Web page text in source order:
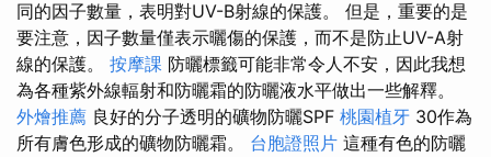
同的因子數量，表明對UV-B射線的保護。 但是，重要的是
要注意，因子數量僅表示曬傷的保護，而不是防止UV-A射
線的保護。 按摩課 防曬標籤可能非常令人不安，因此我想
為各種紫外線輻射和防曬霜的防曬液水平做出一些解釋。
外燴推薦 良好的分子透明的礦物防曬SPF 桃園植牙 30作為
所有膚色形成的礦物防曬霜。 台胞證照片 這種有色的防曬